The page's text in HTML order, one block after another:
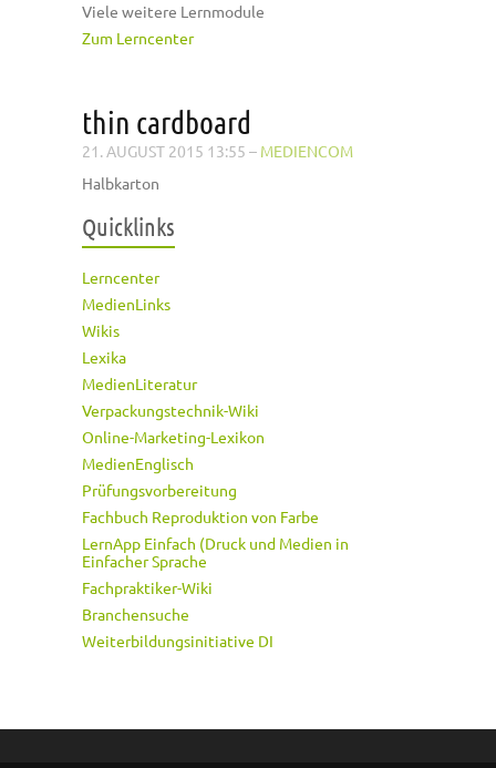
Viele weitere Lernmodule
Zum Lerncenter
thin cardboard
21. AUGUST 2015 13:55 – MEDIENCOM
Halbkarton
Quicklinks
Lerncenter
MedienLinks
Wikis
Lexika
MedienLiteratur
Verpackungstechnik-Wiki
Online-Marketing-Lexikon
MedienEnglisch
Prüfungsvorbereitung
Fachbuch Reproduktion von Farbe
LernApp Einfach (Druck und Medien in
Einfacher Sprache
Fachpraktiker-Wiki
Branchensuche
Weiterbildungsinitiative DI